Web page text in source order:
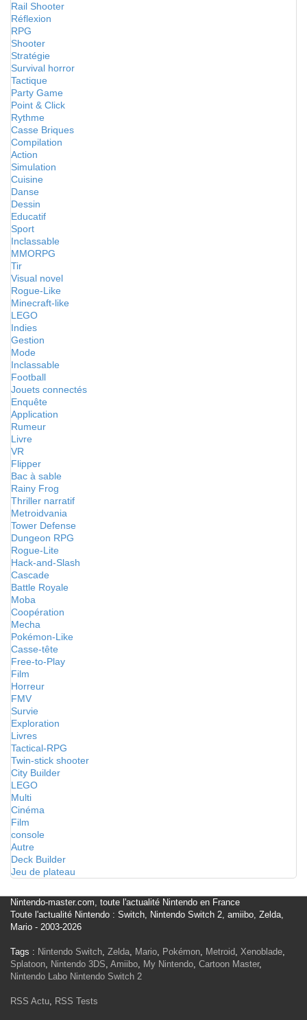
Rail Shooter
Réflexion
RPG
Shooter
Stratégie
Survival horror
Tactique
Party Game
Point & Click
Rythme
Casse Briques
Compilation
Action
Simulation
Cuisine
Danse
Dessin
Educatif
Sport
Inclassable
MMORPG
Tir
Visual novel
Rogue-Like
Minecraft-like
LEGO
Indies
Gestion
Mode
Inclassable
Football
Jouets connectés
Enquête
Application
Rumeur
Livre
VR
Flipper
Bac à sable
Rainy Frog
Thriller narratif
Metroidvania
Tower Defense
Dungeon RPG
Rogue-Lite
Hack-and-Slash
Cascade
Battle Royale
Moba
Coopération
Mecha
Pokémon-Like
Casse-tête
Free-to-Play
Film
Horreur
FMV
Survie
Exploration
Livres
Tactical-RPG
Twin-stick shooter
City Builder
LEGO
Multi
Cinéma
Film
console
Autre
Deck Builder
Jeu de plateau
Nintendo-master.com, toute l'actualité Nintendo en France
Toute l'actualité Nintendo : Switch, Nintendo Switch 2, amiibo, Zelda,
Mario - 2003-2026
Tags : Nintendo Switch, Zelda, Mario, Pokémon, Metroid, Xenoblade,
Splatoon, Nintendo 3DS, Amiibo, My Nintendo, Cartoon Master,
Nintendo Labo Nintendo Switch 2
RSS Actu, RSS Tests